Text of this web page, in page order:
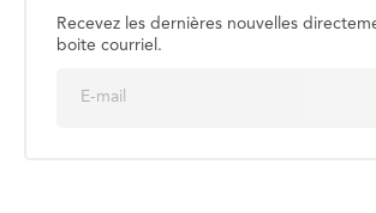
Recevez les dernières nouvelles
boite courriel.